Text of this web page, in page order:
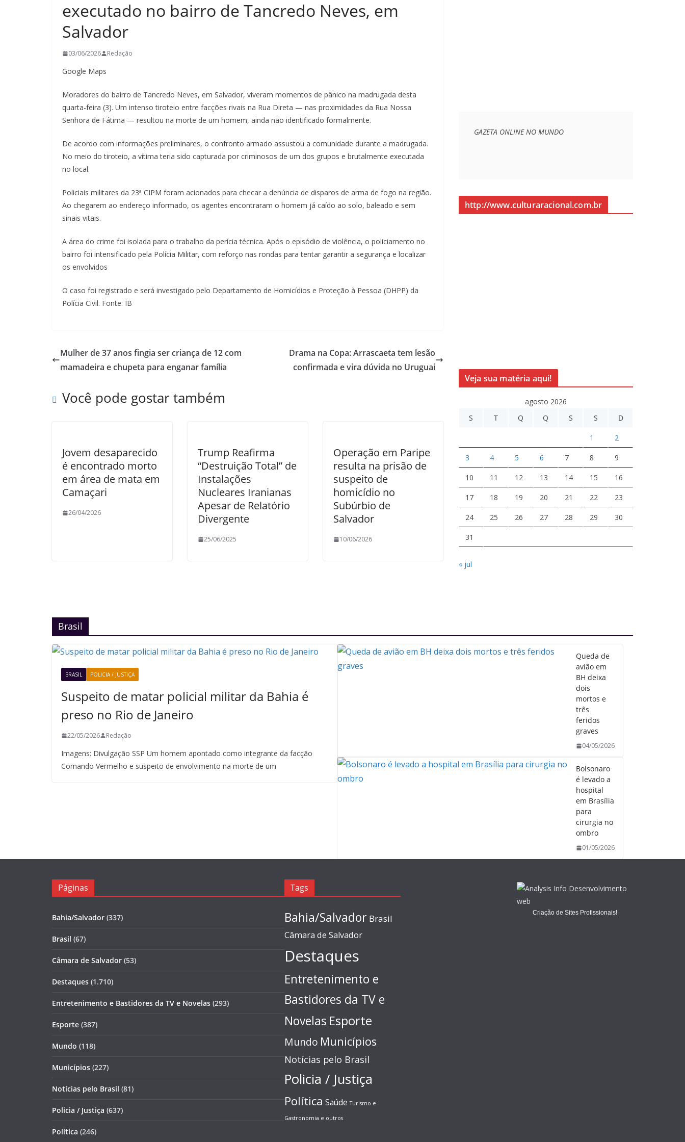
executado no bairro de Tancredo Neves, em
Salvador
03/06/2026 Redação
Google Maps
Moradores do bairro de Tancredo Neves, em Salvador, viveram momentos de pânico na madrugada desta
quarta-feira (3). Um intenso tiroteio entre facções rivais na Rua Direta — nas proximidades da Rua Nossa
Senhora de Fátima — resultou na morte de um homem, ainda não identificado formalmente.
De acordo com informações preliminares, o confronto armado assustou a comunidade durante a madrugada.
No meio do tiroteio, a vítima teria sido capturada por criminosos de um dos grupos e brutalmente executada
no local.
Policiais militares da 23ª CIPM foram acionados para checar a denúncia de disparos de arma de fogo na região.
Ao chegarem ao endereço informado, os agentes encontraram o homem já caído ao solo, baleado e sem
sinais vitais.
A área do crime foi isolada para o trabalho da perícia técnica. Após o episódio de violência, o policiamento no
bairro foi intensificado pela Polícia Militar, com reforço nas rondas para tentar garantir a segurança e localizar
os envolvidos
O caso foi registrado e será investigado pelo Departamento de Homicídios e Proteção à Pessoa (DHPP) da
Polícia Civil. Fonte: IB
Mulher de 37 anos fingia ser criança de 12 com
mamadeira e chupeta para enganar família
Drama na Copa: Arrascaeta tem lesão
confirmada e vira dúvida no Uruguai
Você pode gostar também
Jovem desaparecido
é encontrado morto
em área de mata em
Camaçari
26/04/2026
Trump Reafirma
“Destruição Total” de
Instalações
Nucleares Iranianas
Apesar de Relatório
Divergente
25/06/2025
Operação em Paripe
resulta na prisão de
suspeito de
homicídio no
Subúrbio de
Salvador
10/06/2026
GAZETA ONLINE NO MUNDO
http://www.culturaracional.com.br
Veja sua matéria aqui!
agosto 2026
S
T Q Q S S D
1 2
3 4 5 6 7 8 9
10 11 12 13 14 15 16
17 18 19 20 21 22 23
24 25 26 27 28 29 30
31
« jul
Brasil
BRASIL POLICIA / JUSTIÇA
Suspeito de matar policial militar da Bahia é
preso no Rio de Janeiro
22/05/2026 Redação
Imagens: Divulgação SSP Um homem apontado como integrante da facção
Comando Vermelho e suspeito de envolvimento na morte de um
Queda de
avião em
BH deixa
dois
mortos e
três
feridos
graves
04/05/2026
Bolsonaro
é levado a
hospital
em Brasília
para
cirurgia no
ombro
01/05/2026
Páginas
Bahia/Salvador (337)
Brasil (67)
Câmara de Salvador (53)
Destaques (1.710)
Entretenimento e Bastidores da TV e Novelas (293)
Esporte (387)
Mundo (118)
Municípios (227)
Notícias pelo Brasil (81)
Policia / Justiça (637)
Política (246)
Tags
Bahia/Salvador Brasil
Câmara de Salvador
Destaques
Entretenimento e
Bastidores da TV e
Novelas Esporte
Mundo Municípios
Notícias pelo Brasil
Policia / Justiça
Política Saúde Turismo e
Gastronomia e outros
Criação de Sites Profissionais!